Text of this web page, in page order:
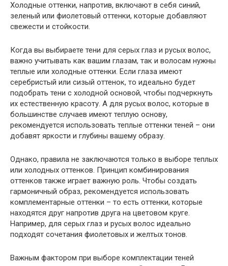
Холодные оттенки, напротив, включают в себя синий,
зеленый или фиолетовый оттенки, которые добавляют
свежести и стойкости.
Когда вы выбираете тени для серых глаз и русых волос,
важно учитывать как вашим глазам, так и волосам нужны
теплые или холодные оттенки. Если глаза имеют
серебристый или сизый оттенок, то идеально будет
подобрать тени с холодной основой, чтобы подчеркнуть
их естественную красоту. А для русых волос, которые в
большинстве случаев имеют теплую основу,
рекомендуется использовать теплые оттенки теней – они
добавят яркости и глубины вашему образу.
Однако, правила не заключаются только в выборе теплых
или холодных оттенков. Принцип комбинирования
оттенков также играет важную роль. Чтобы создать
гармоничный образ, рекомендуется использовать
комплементарные оттенки – то есть оттенки, которые
находятся друг напротив друга на цветовом круге.
Например, для серых глаз и русых волос идеально
подходят сочетания фиолетовых и желтых тонов.
Важным фактором при выборе комплектации теней